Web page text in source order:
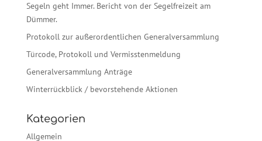
Segeln geht Immer. Bericht von der Segelfreizeit am
Dümmer.
Protokoll zur außerordentlichen Generalversammlung
Türcode, Protokoll und Vermisstenmeldung
Generalversammlung Anträge
Winterrückblick / bevorstehende Aktionen
Kategorien
Allgemein